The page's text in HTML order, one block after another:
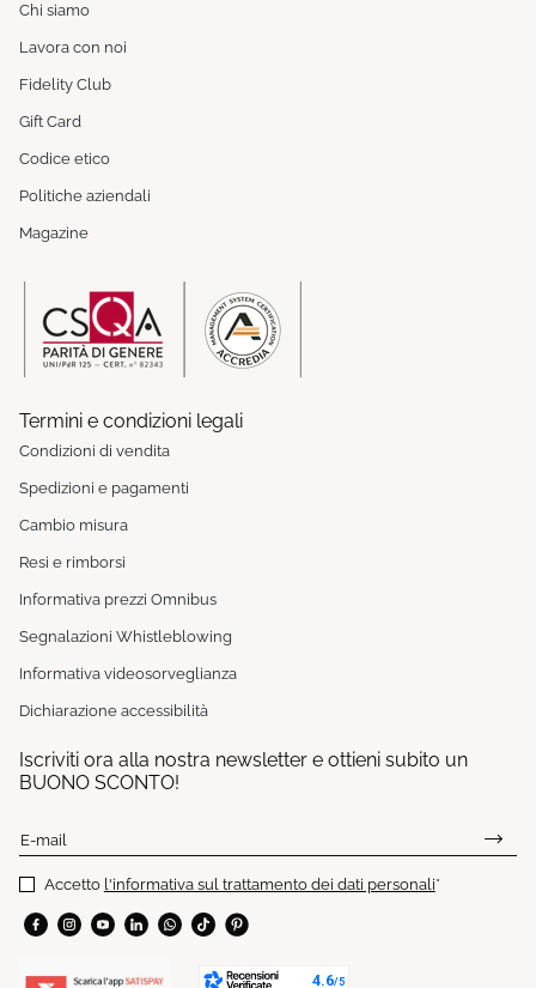
Chi siamo
Lavora con noi
Fidelity Club
Gift Card
Codice etico
Politiche aziendali
Magazine
Termini e condizioni legali
Condizioni di vendita
Spedizioni e pagamenti
Cambio misura
Resi e rimborsi
Informativa prezzi Omnibus
Segnalazioni Whistleblowing
Informativa videosorveglianza
Dichiarazione accessibilità
Iscriviti ora alla nostra newsletter e ottieni subito un
BUONO SCONTO!
E-mail
Accetto l'informativa sul trattamento dei dati personali*